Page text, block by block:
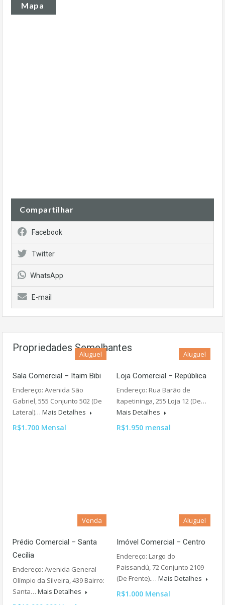
Mapa
Compartilhar
Facebook
Twitter
WhatsApp
E-mail
Propriedades Semelhantes
Aluguel
Sala Comercial – Itaim Bibi
Endereço: Avenida São
Gabriel, 555 Conjunto 502 (De
Lateral)… Mais Detalhes
R$1.700 Mensal
Aluguel
Loja Comercial – República
Endereço: Rua Barão de
Itapetininga, 255 Loja 12 (De…
Mais Detalhes
R$1.950 mensal
Venda
Prédio Comercial – Santa
Cecília
Endereço: Avenida General
Olímpio da Silveira, 439 Bairro:
Santa… Mais Detalhes
Aluguel
Imóvel Comercial – Centro
Endereço: Largo do
Paissandú, 72 Conjunto 2109
(De Frente).… Mais Detalhes
R$1.000 Mensal